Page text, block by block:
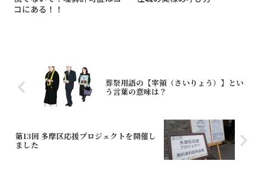
コにある！！
葬祭用語の【宰領（さいりょう）】とい
う言葉の意味は？
第13回 多摩区応援プロジェクトを開催し
ました